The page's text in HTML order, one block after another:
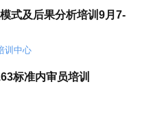
式及后果分析培训9月7-
训中心
标准内审员培训